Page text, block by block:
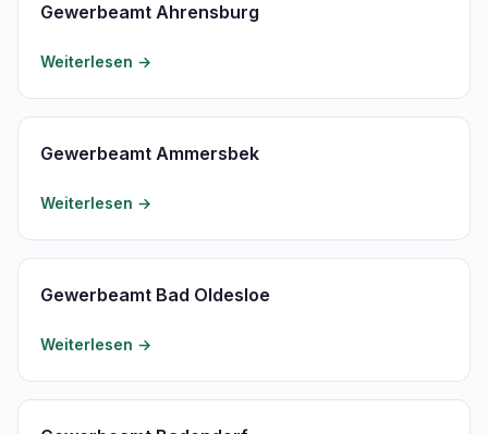
Gewerbeamt Ahrensburg
Weiterlesen →
Gewerbeamt Ammersbek
Weiterlesen →
Gewerbeamt Bad Oldesloe
Weiterlesen →